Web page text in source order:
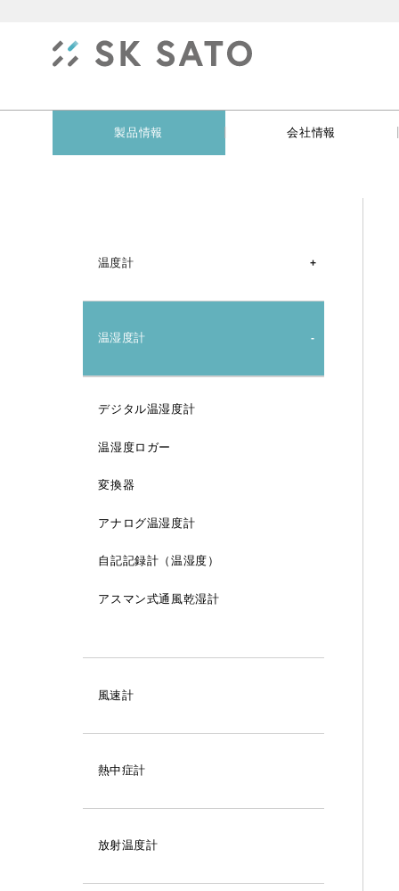
製品情報 会社情報
温度計
デジタル温度計
アナログ温度計
自記記録計（温度）
隔測式温度計（在庫規格品）
隔測式温度計（注文製作品）
防滴型
壁掛型
埋込型
S型（下出し型）
T型（裏出し型）
埋込型
T型（裏出し型）
バイメタル式温度計（在庫規格品）
T型（裏出し型）
S型（下出し型）
F型（首振り型）
R型（45°曲がり）
防水型
棒状温度計
熱電対
測温抵抗体
温湿度計
デジタル温湿度計
温湿度ロガー
変換器
アナログ温湿度計
自記記録計（温湿度）
アスマン式通風乾湿計
風速計
熱中症計
放射温度計